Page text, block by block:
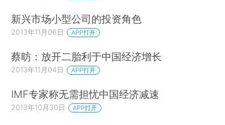
新兴市场小型公司的投资角色
2013年11月06日 APP打开
蔡昉：放开二胎利于中国经济增长
2013年11月04日 APP打开
IMF专家称无需担忧中国经济减速
2013年10月30日 APP打开